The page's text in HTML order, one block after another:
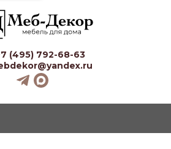
(495) 792-68-63